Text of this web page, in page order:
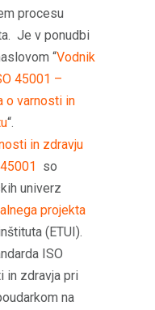
procesu
Je v ponudbi
“Vodnik
45001 –
o varnosti in
“.
in zdravju
so
univerz
projekta
(ETUI).
ISO
in zdravja pri
na